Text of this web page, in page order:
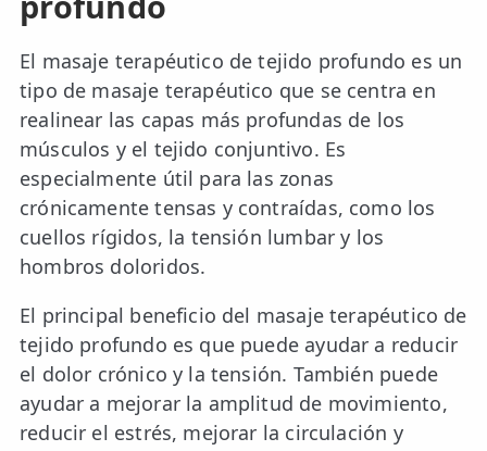
El masaje terapéutico de tejido profundo es un
tipo de masaje terapéutico que se centra en
realinear las capas más profundas de los
músculos y el tejido conjuntivo. Es
especialmente útil para las zonas
crónicamente tensas y contraídas, como los
cuellos rígidos, la tensión lumbar y los
hombros doloridos.
El principal beneficio del masaje terapéutico de
tejido profundo es que puede ayudar a reducir
el dolor crónico y la tensión. También puede
ayudar a mejorar la amplitud de movimiento,
reducir el estrés, mejorar la circulación y